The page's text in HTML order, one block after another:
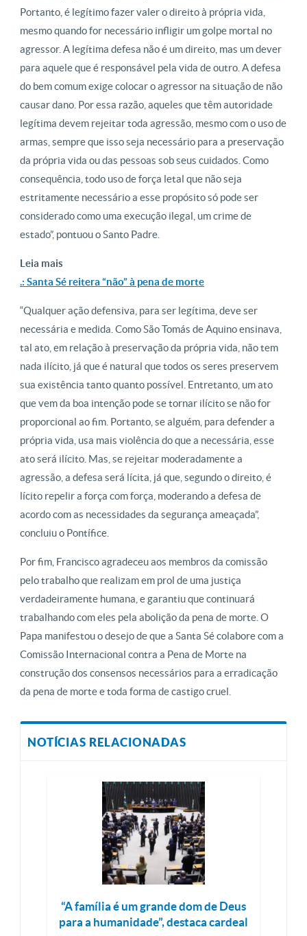
Portanto, é legítimo fazer valer o direito à própria vida,
mesmo quando for necessário infligir um golpe mortal no
agressor. A legítima defesa não é um direito, mas um dever
para aquele que é responsável pela vida de outro. A defesa
do bem comum exige colocar o agressor na situação de não
causar dano. Por essa razão, aqueles que têm autoridade
legítima devem rejeitar toda agressão, mesmo com o uso de
armas, sempre que isso seja necessário para a preservação
da própria vida ou das pessoas sob seus cuidados. Como
consequência, todo uso de força letal que não seja
estritamente necessário a esse propósito só pode ser
considerado como uma execução ilegal, um crime de
estado”, pontuou o Santo Padre.
Leia mais
.: Santa Sé reitera “não” à pena de morte
“Qualquer ação defensiva, para ser legítima, deve ser
necessária e medida. Como São Tomás de Aquino ensinava,
tal ato, em relação à preservação da própria vida, não tem
nada ilícito, já que é natural que todos os seres preservem
sua existência tanto quanto possível. Entretanto, um ato
que vem da boa intenção pode se tornar ilícito se não for
proporcional ao fim. Portanto, se alguém, para defender a
própria vida, usa mais violência do que a necessária, esse
ato será ilícito. Mas, se rejeitar moderadamente a
agressão, a defesa será lícita, já que, segundo o direito, é
lícito repelir a força com força, moderando a defesa de
acordo com as necessidades da segurança ameaçada”,
concluiu o Pontífice.
Por fim, Francisco agradeceu aos membros da comissão
pelo trabalho que realizam em prol de uma justiça
verdadeiramente humana, e garantiu que continuará
trabalhando com eles pela abolição da pena de morte. O
Papa manifestou o desejo de que a Santa Sé colabore com a
Comissão Internacional contra a Pena de Morte na
construção dos consensos necessários para a erradicação
da pena de morte e toda forma de castigo cruel.
NOTÍCIAS RELACIONADAS
“A família é um grande dom de Deus
para a humanidade”, destaca cardeal